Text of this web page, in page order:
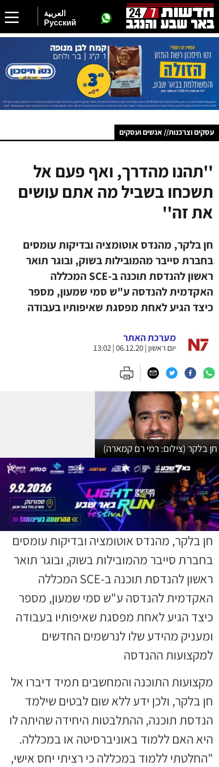
العربية
Русский
עסקים וצרכנות// אנשים ועסקים
''תהנו מהדרך, ואף פעם אל
תשכחו בשביל מה אתם עושים
את זה''
חן בלקר, מהנדס אוטומציה ובדיקות עומסים
בחברת סייבר מהמובילות בשוק, ובוגר תואר
ראשון להנדסת תוכנה ב-SCE המכללה
האקדמית להנדסה ע"ש סמי שמעון, מספר
כיצד הגיע לאחת מפסגת שאיפותיו בעבודה
מערכת האתר
יום ראשון | 06.12.20 | 13:02
חן בלקר (צילום: רמי רם קמארה)
חן בלקר, מהנדס אוטומציה ובדיקות עומסים
בחברת סייבר מהמובילות בשוק, ובוגר תואר
ראשון להנדסת תוכנה ב-SCE המכללה
האקדמית להנדסה ע"ש סמי שמעון, מספר
כיצד הגיע לאחת מפסגת שאיפותיו בעבודה
ומעניק מהידע שלו לנרשמים החדשים
למקצועות ההנדסה
מקצועות התוכנה והמחשבים תמיד דיברו אל
חן בלקר, ולכן ידע ללא שום לבטים שילמד
הנדסת תוכנה, ההתלבטות היחידה שהיתה לו
היא האם ללמוד באוניברסיטה או במכללה.
"החלטתי ללמוד במכללה כי רציתי יחס אישי,